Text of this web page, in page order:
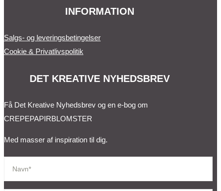
INFORMATION
Salgs- og leveringsbetingelser
Cookie & Privatlivspolitik
DET KREATIVE NYHEDSBREV
Få Det Kreative Nyhedsbrev og en e-bog om
CREPEPAPIRBLOMSTER
Med masser af inspiration til dig.